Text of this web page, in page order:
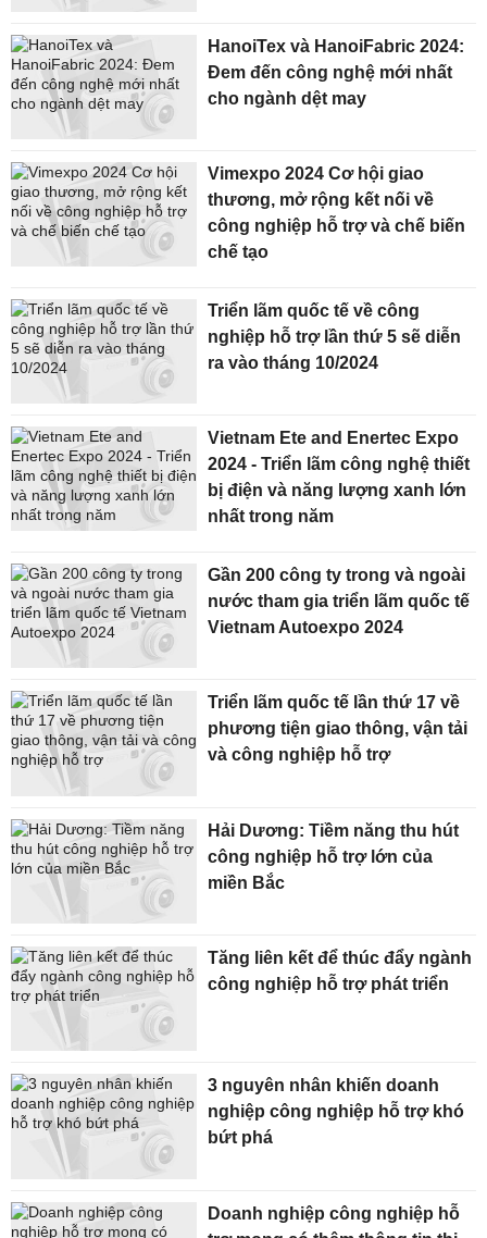
HanoiTex và HanoiFabric 2024:
Đem đến công nghệ mới nhất
cho ngành dệt may
Vimexpo 2024 Cơ hội giao
thương, mở rộng kết nối về
công nghiệp hỗ trợ và chế biến
chế tạo
Triển lãm quốc tế về công
nghiệp hỗ trợ lần thứ 5 sẽ diễn
ra vào tháng 10/2024
Vietnam Ete and Enertec Expo
2024 - Triển lãm công nghệ thiết
bị điện và năng lượng xanh lớn
nhất trong năm
Gần 200 công ty trong và ngoài
nước tham gia triển lãm quốc tế
Vietnam Autoexpo 2024
Triển lãm quốc tế lần thứ 17 về
phương tiện giao thông, vận tải
và công nghiệp hỗ trợ
Hải Dương: Tiềm năng thu hút
công nghiệp hỗ trợ lớn của
miền Bắc
Tăng liên kết để thúc đẩy ngành
công nghiệp hỗ trợ phát triển
3 nguyên nhân khiến doanh
nghiệp công nghiệp hỗ trợ khó
bứt phá
Doanh nghiệp công nghiệp hỗ